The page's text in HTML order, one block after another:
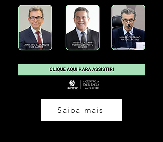
Saiba mais